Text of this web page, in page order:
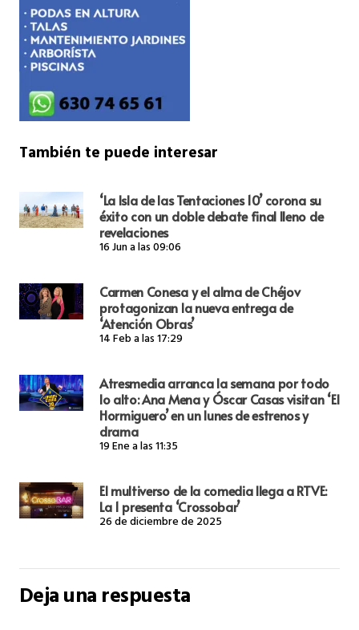
También te puede interesar
‘La Isla de las Tentaciones 10’ corona su
éxito con un doble debate final lleno de
revelaciones
16 Jun a las 09:06
Carmen Conesa y el alma de Chéjov
protagonizan la nueva entrega de
‘Atención Obras’
14 Feb a las 17:29
Atresmedia arranca la semana por todo
lo alto: Ana Mena y Óscar Casas visitan ‘El
Hormiguero’ en un lunes de estrenos y
drama
19 Ene a las 11:35
El multiverso de la comedia llega a RTVE:
La 1 presenta ‘Crossobar’
26 de diciembre de 2025
Deja una respuesta